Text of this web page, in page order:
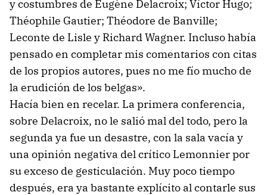
y costumbres de Eugène Delacroix; Víctor Hugo;
Théophile Gautier; Théodore de Banville;
Leconte de Lisle y Richard Wagner. Incluso había
pensado en completar mis comentarios con citas
de los propios autores, pues no me fío mucho de
la erudición de los belgas».
Hacía bien en recelar. La primera conferencia,
sobre Delacroix, no le salió mal del todo, pero la
segunda ya fue un desastre, con la sala vacía y
una opinión negativa del crítico Lemonnier por
su exceso de gesticulación. Muy poco tiempo
después, era ya bastante explícito al contarle sus